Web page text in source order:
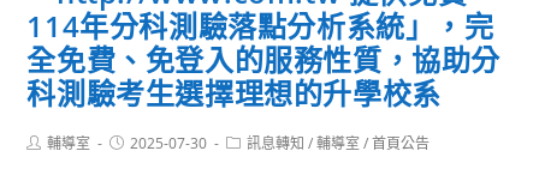
練」
活
動
面
性
教
育
教
基
隆
高
級
114年分科測驗落點分析系統」，完
全免費、免登入的服務性質，協助分
科測驗考生選擇理想的升學校系
Post輔導室
Post2025-07-30
Post訊息轉知 / 輔導室 / 首頁公告